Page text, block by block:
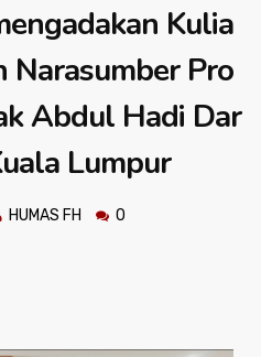
Kulia
Narasumber Pro
Abdul Hadi Dar
Lumpur
HUMAS FH 0